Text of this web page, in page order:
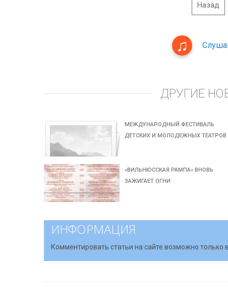
Назад
ДРУГИЕ
МЕЖДУНАРОДНЫЙ ФЕСТИВАЛЬ
ДЕТСКИХ И МОЛОДЕЖНЫХ ТЕАТРОВ
«ВИЛЬНЮССКАЯ РАМПА» ВНОВЬ
ЗАЖИГАЕТ ОГНИ
ИНФОРМАЦИЯ
Комментировать статьи на сайте возможно только